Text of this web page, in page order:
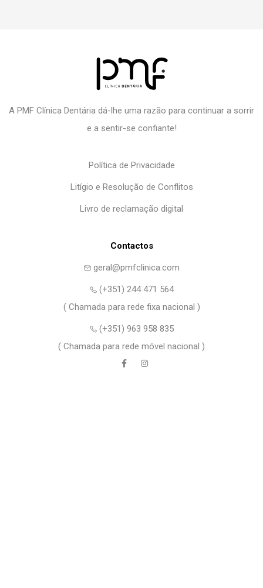
A PMF Clínica Dentária dá-lhe uma razão para continuar a sorrir
e a sentir-se confiante!
Política de Privacidade
Litígio e Resolução de Conflitos
Livro de reclamação digital
Contactos
geral@pmfclinica.com
(+351) 244 471 564
( Chamada para rede fixa nacional )
(+351) 963 958 835
( Chamada para rede móvel nacional )